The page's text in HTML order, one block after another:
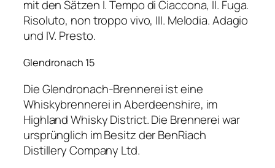
mit den Sätzen I. Tempo di Ciaccona, II. Fuga.
Risoluto, non troppo vivo, III. Melodia. Adagio
und IV. Presto.
Glendronach 15
Die Glendronach-Brennerei ist eine
Whiskybrennerei in Aberdeenshire, im
Highland Whisky District. Die Brennerei war
ursprünglich im Besitz der BenRiach
Distillery Company Ltd.